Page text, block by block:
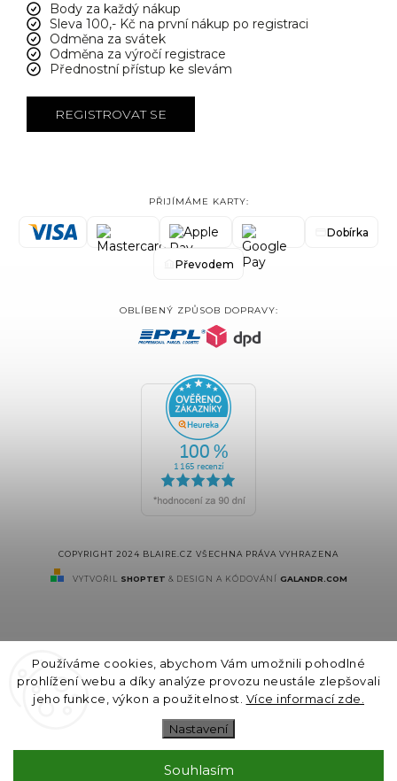
Používáme cookies, abychom Vám umožnili pohodlné
prohlížení webu a díky analýze provozu neustále zlepšovali
jeho funkce, výkon a použitelnost. Více informací zde.
Nastavení
Souhlasím
Body za každý nákup
Sleva 100,- Kč na první nákup po registraci
Odměna za svátek
Odměna za výročí registrace
Přednostní přístup ke slevám
REGISTROVAT SE
PŘIJÍMÁME KARTY:
Dobírka
Převodem
OBLÍBENÝ ZPŮSOB DOPRAVY:
COPYRIGHT 2024 BLAIRE.CZ VŠECHNA PRÁVA VYHRAZENA
VYTVOŘIL SHOPTET & DESIGN A KÓDOVÁNÍ GALANDR.COM